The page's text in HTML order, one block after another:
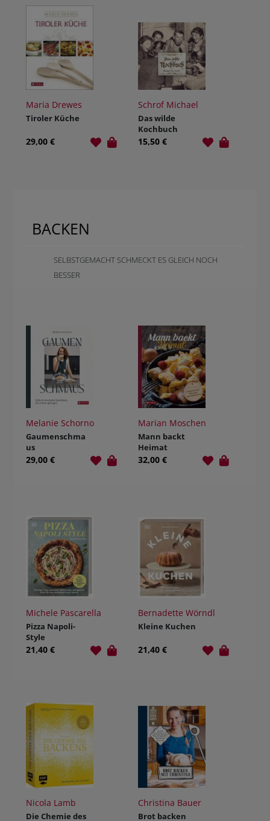
Maria Drewes
Tiroler Küche
29,00 €
Schrof Michael
Das wilde
Kochbuch
15,50 €
BACKEN
SELBSTGEMACHT SCHMECKT ES GLEICH NOCH
BESSER
Melanie Schorno
Gaumenschma
us
29,00 €
Marian Moschen
Mann backt
Heimat
32,00 €
Michele Pascarella
Pizza Napoli-
Style
21,40 €
Bernadette Wörndl
Kleine Kuchen
21,40 €
Nicola Lamb
Die Chemie des
Christina Bauer
Brot backen